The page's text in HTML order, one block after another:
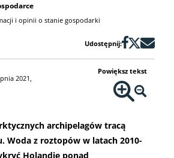
i opinii o stanie gospodarki
Udostępnij:
2021,
Powiększ tekst
archipelagów tracą
Woda z roztopów w latach 2010-
Holandię ponad